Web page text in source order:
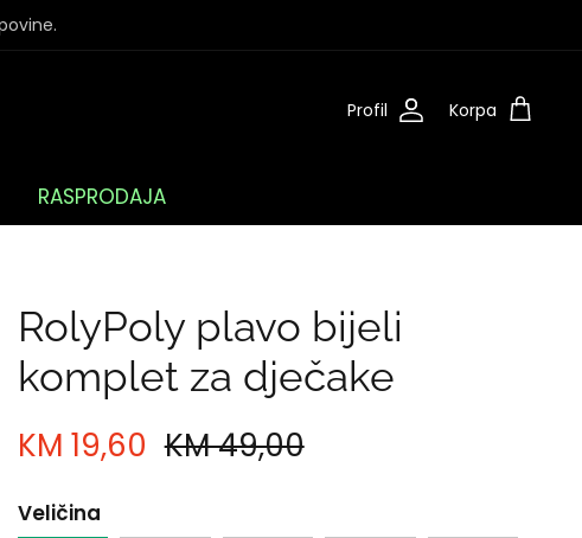
Profil Korpa
RASPRODAJA
RolyPoly plavo bijeli
komplet za dječake
KM 19,60 KM 49,00
Veličina